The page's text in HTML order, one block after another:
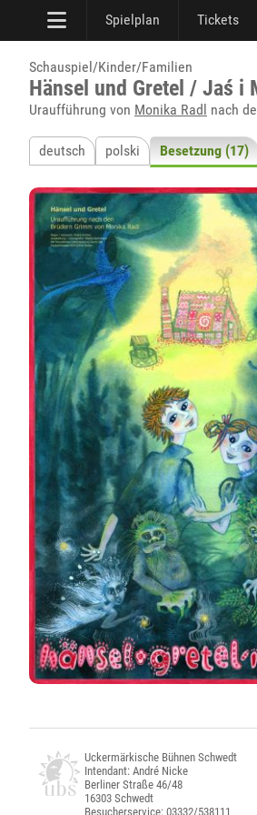
Spielplan Tickets
Schauspiel/Kinder/Familien
Hänsel und Gretel / Jaś i
Uraufführung von Monika Radl nach
deutsch polski Besetzung (17)
Uckermärkische Bühnen Schwedt
Intendant: André Nicke
Berliner Straße 46/48
16303 Schwedt
Besucherservice: 03332/538111